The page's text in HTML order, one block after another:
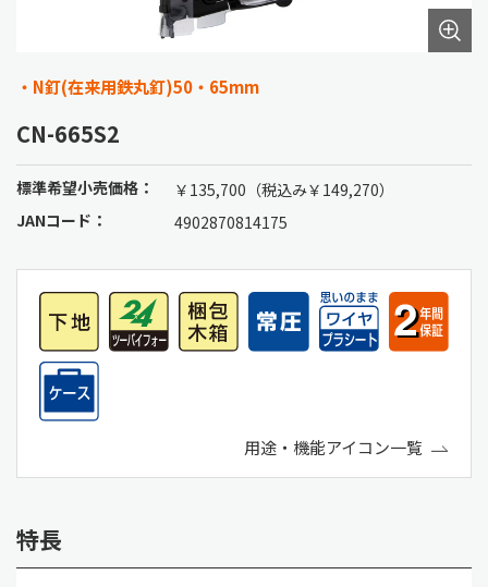
・N釘(在来用鉄丸釘)50・65mm
CN-665S2
標準希望小売価格：
￥135,700（税込み￥149,270）
JANコード：
4902870814175
用途・機能アイコン一覧
特長